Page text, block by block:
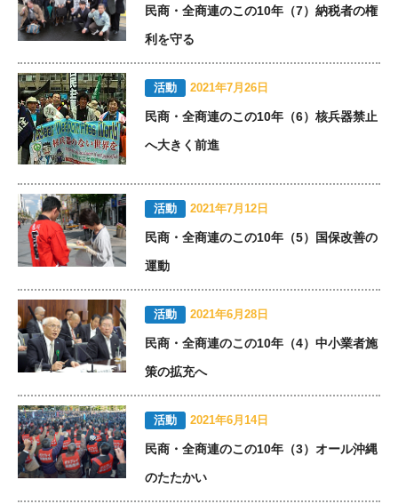
民商・全商連のこの10年（7）納税者の権
利を守る
活動 2021年7月26日
民商・全商連のこの10年（6）核兵器禁止
へ大きく前進
活動 2021年7月12日
民商・全商連のこの10年（5）国保改善の
運動
活動 2021年6月28日
民商・全商連のこの10年（4）中小業者施
策の拡充へ
活動 2021年6月14日
民商・全商連のこの10年（3）オール沖縄
のたたかい